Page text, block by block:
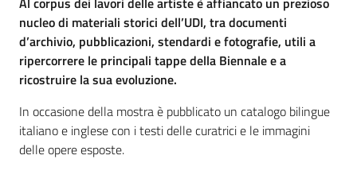
nucleo di materiali storici dell’UDI, tra documenti
d’archivio, pubblicazioni, stendardi e fotografie, utili a
ripercorrere le principali tappe della Biennale e a
ricostruire la sua evoluzione.
In occasione della mostra è pubblicato un catalogo bilingue
italiano e inglese con i testi delle curatrici e le immagini
delle opere esposte.